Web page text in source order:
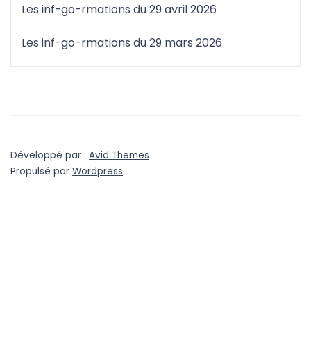
Les inf-go-rmations du 29 avril 2026
Les inf-go-rmations du 29 mars 2026
Développé par : Avid Themes
Propulsé par Wordpress